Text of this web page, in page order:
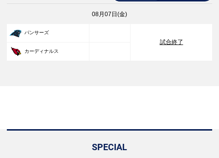
08月07日(金)
パンサーズ
試合終了
カーディナルス
SPECIAL